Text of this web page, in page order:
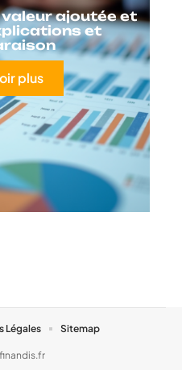
ajoutée et
et
plus
Légales Sitemap